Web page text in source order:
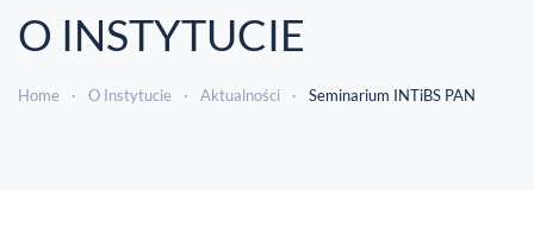
O INSTYTUCIE
Home O Instytucie Aktualności Seminarium INTiBS PAN